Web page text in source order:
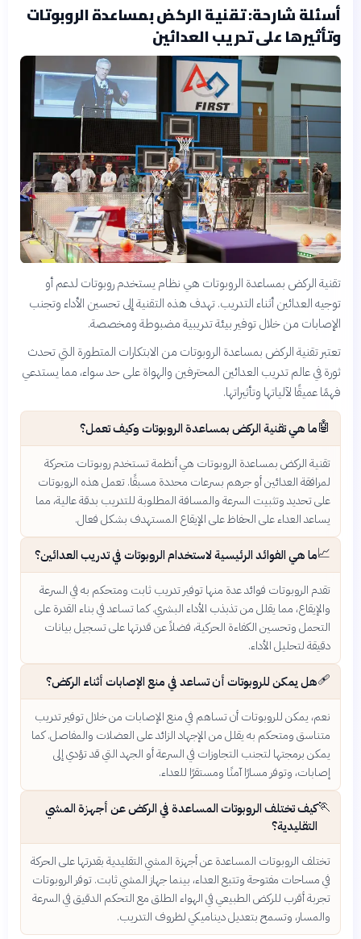
أسئلة شارحة: تقنية الركض بمساعدة الروبوتات
وتأثيرها على تدريب العدائين
تقنية الركض بمساعدة الروبوتات هي نظام يستخدم روبوتات لدعم أو
توجيه العدائين أثناء التدريب. تهدف هذه التقنية إلى تحسين الأداء وتجنب
الإصابات من خلال توفير بيئة تدريبية مضبوطة ومخصصة.
تعتبر تقنية الركض بمساعدة الروبوتات من الابتكارات المتطورة التي تحدث
ثورة في عالم تدريب العدائين المحترفين والهواة على حد سواء، مما يستدعي
فهمًا عميقًا لآلياتها وتأثيراتها.
🤖ما هي تقنية الركض بمساعدة الروبوتات وكيف تعمل؟
تقنية الركض بمساعدة الروبوتات هي أنظمة تستخدم روبوتات متحركة
لمرافقة العدائين أو جرهم بسرعات محددة مسبقًا. تعمل هذه الروبوتات
على تحديد وتثبيت السرعة والمسافة المطلوبة للتدريب بدقة عالية، مما
يساعد العداء على الحفاظ على الإيقاع المستهدف بشكل فعال.
📈ما هي الفوائد الرئيسية لاستخدام الروبوتات في تدريب العدائين؟
تقدم الروبوتات فوائد عدة منها توفير تدريب ثابت ومتحكم به في السرعة
والإيقاع، مما يقلل من تذبذب الأداء البشري. كما تساعد في بناء القدرة على
التحمل وتحسين الكفاءة الحركية، فضلاً عن قدرتها على تسجيل بيانات
دقيقة لتحليل الأداء.
🩹هل يمكن للروبوتات أن تساعد في منع الإصابات أثناء الركض؟
نعم، يمكن للروبوتات أن تساهم في منع الإصابات من خلال توفير تدريب
متناسق ومتحكم به يقلل من الإجهاد الزائد على العضلات والمفاصل. كما
يمكن برمجتها لتجنب التجاوزات في السرعة أو الجهد التي قد تؤدي إلى
إصابات، وتوفر مسارًا آمنًا ومستقرًا للعداء.
🏃كيف تختلف الروبوتات المساعدة في الركض عن أجهزة المشي
التقليدية؟
تختلف الروبوتات المساعدة عن أجهزة المشي التقليدية بقدرتها على الحركة
في مساحات مفتوحة وتتبع العداء، بينما جهاز المشي ثابت. توفر الروبوتات
تجربة أقرب للركض الطبيعي في الهواء الطلق مع التحكم الدقيق في السرعة
والمسار، وتسمح بتعديل ديناميكي لظروف التدريب.